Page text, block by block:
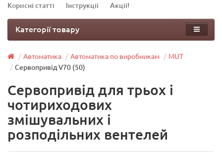
Корисні статті
Інструкції Акції!
Категорії товару
Автоматика Автоматика по виробникам
MUT
Сервопривід V70 (50)
Сервопривід для трьох і
чотириходових
змішувальних і
розподільних вентелей